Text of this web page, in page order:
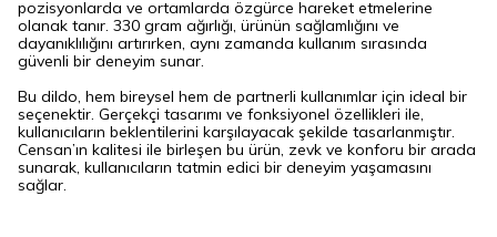
pozisyonlarda ve ortamlarda özgürce hareket etmelerine
olanak tanır. 330 gram ağırlığı, ürünün sağlamlığını ve
dayanıklılığını artırırken, aynı zamanda kullanım sırasında
güvenli bir deneyim sunar.
Bu dildo, hem bireysel hem de partnerli kullanımlar için ideal bir
seçenektir. Gerçekçi tasarımı ve fonksiyonel özellikleri ile,
kullanıcıların beklentilerini karşılayacak şekilde tasarlanmıştır.
Censan’ın kalitesi ile birleşen bu ürün, zevk ve konforu bir arada
sunarak, kullanıcıların tatmin edici bir deneyim yaşamasını
sağlar.